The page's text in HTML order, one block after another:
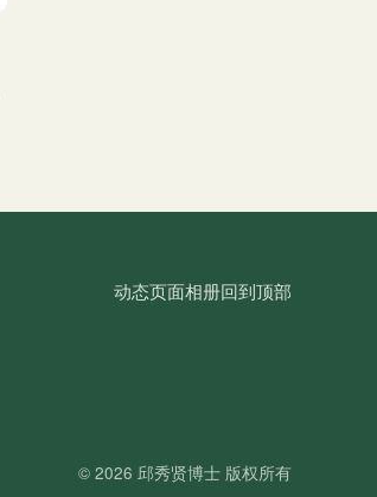
动态页面相册回到顶部
© 2026 邱秀贤博士 版权所有